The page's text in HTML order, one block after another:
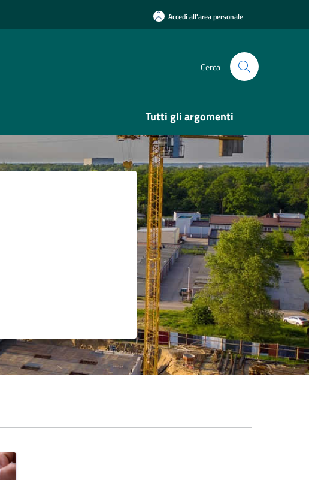
Accedi all'area personale
Cerca
Tutti gli argomenti